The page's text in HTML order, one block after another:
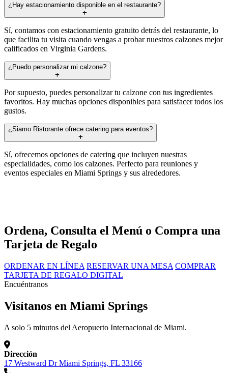
¿Hay estacionamiento disponible en el restaurante?
Sí, contamos con estacionamiento gratuito detrás del restaurante, lo
que facilita tu visita cuando vengas a probar nuestros calzones mejor
calificados en Virginia Gardens.
¿Puedo personalizar mi calzone?
Por supuesto, puedes personalizar tu calzone con tus ingredientes
favoritos. Hay muchas opciones disponibles para satisfacer todos los
gustos.
¿Siamo Ristorante ofrece catering para eventos?
Sí, ofrecemos opciones de catering que incluyen nuestras
especialidades, como los calzones. Perfecto para reuniones y
eventos especiales en Miami Springs y sus alrededores.
Ordena, Consulta el Menú o Compra una
Tarjeta de Regalo
ORDENAR EN LÍNEA RESERVAR UNA MESA COMPRAR
TARJETA DE REGALO DIGITAL
Encuéntranos
Visítanos en Miami Springs
A solo 5 minutos del Aeropuerto Internacional de Miami.
Dirección
17 Westward Dr Miami Springs, FL 33166